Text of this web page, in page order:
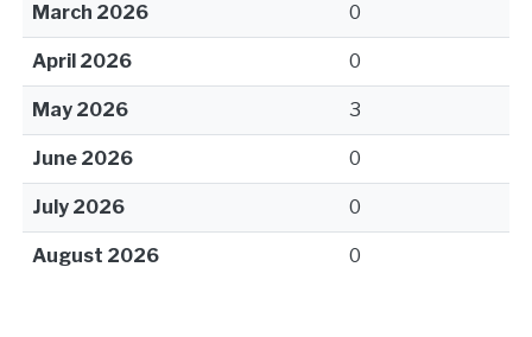
March 2026 0
April 2026 0
May 2026 3
June 2026 0
July 2026 0
August 2026 0